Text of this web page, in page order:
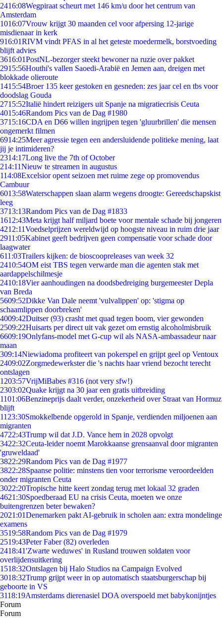
2416:08Wegpiraat scheurt met 146 km/u door het centrum van
Amsterdam
1016:07Vrouw krijgt 30 maanden cel voor afpersing 12-jarige
misdienaar in kerk
916:01RIVM vindt PFAS in al het geteste moedermelk, borstvoeding
blijft advies
3616:01PostNL-bezorger steekt bewoner na ruzie over pakket
2915:56Houthi's vallen Saoedi-Arabië en Jemen aan, dreigen met
blokkade olieroute
1415:54Broer 135 keer gestoken en gesneden: zes jaar cel en tbs voor
doodslag Gouda
2715:52Italië hindert reizigers uit Spanje na migratiecrisis Ceuta
4015:46Random Pics van de Dag #1980
3715:16CDA en D66 willen ingrijpen tegen 'gluurbrillen' die mensen
ongemerkt filmen
6914:25Meer agressie tegen een andersluidende politieke mening, laat
jij je intimideren?
2314:17Long live the 7th of October
214:11Nieuw te streamen in augustus
114:08Excelsior opent seizoen met ruime zege op promovendus
Cambuur
6013:58Waterschappen slaan alarm wegens droogte: Gereedschapskist
leeg
3713:13Random Pics van de Dag #1833
1612:43Meta krijgt half miljard boete voor mentale schade bij jongeren
4212:11Voedselprijzen wereldwijd op hoogste niveau in ruim drie jaar
2911:05Kabinet geeft bedrijven geen compensatie voor schade door
laagwater
611:03Trailers kijken: de bioscoopreleases van week 32
2410:54OM eist TBS tegen verwarde man die agenten stak met
aardappelschilmesje
2410:18Vier aanhoudingen na doodsbedreiging burgemeester Depla
van Breda
5609:52Dikke Van Dale neemt 'vulvalippen' op: 'stigma op
schaamlippen doorbreken'
4009:42Duitser (93) crasht met quad tegen boom, vier gewonden
2509:22Huisarts per direct uit vak gezet om ernstig alcoholmisbruik
6609:19Onlyfans-model met G-cup wil als NASA-ambassadeur naar
maan
309:14Niewiadoma profiteert van pokerspel en grijpt geel op Ventoux
2409:02Zorgmedewerkster die 's nachts haar vriend bezocht terecht
ontslagen
1203:57VrijMiBabes #316 (not very sfw!)
2303:02Quake krijgt na 30 jaar een gratis uitbreiding
1101:06Benzineprijs daalt verder, onzekerheid over Straat van Hormuz
blijft
11 23:30Smokkelbende opgerold in Spanje, verdienden miljoenen aan
migranten
4722:43Trump wil dat J.D. Vance hem in 2028 opvolgt
3422:32Ceuta-leider noemt Marokkaanse grensaanval door migranten
'gruweldaad'
3822:29Random Pics van de Dag #1977
3822:28Spaanse politie: minstens tien voor terrorisme veroordeelden
onder migranten Ceuta
3022:20Tropische hitte keert zondag terug met lokaal 32 graden
4621:30Spoedberaad EU na crisis Ceuta, moeten we onze
buitengrenzen beter bewaken?
2021:01Denemarken pakt AI-gebruik in scholen aan: extra mondelinge
examens
3519:58Random Pics van de Dag #1979
2519:43Peter Faber (82) overleden
2418:41'Zwarte weduwes' in Rusland trouwen soldaten voor
overlijdensuitkering
1518:32Ontslagen bij Halo Studios na Campaign Evolved
3018:32Trump grijpt weer in op automatisch staatsburgerschap bij
geboorte in VS
3118:19Amsterdams dierenasiel DOA overspoeld met babykonijntjes
Forum
Forum